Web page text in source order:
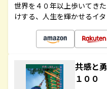
世界を４０年以上歩いてき
けする、人生を輝かせるイ
共感と
１００